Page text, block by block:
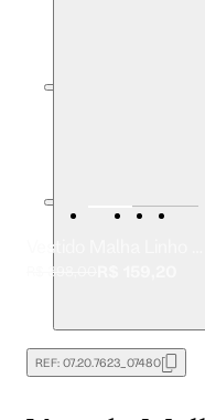
R$ 398,00
REF: 07.20.7623_07480